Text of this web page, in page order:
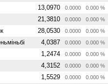
13,0970 0.0000 0.000 %
21,3810 0.0000 0.000 %
28,0530 0.0000 0.000 %
4,0387 0.0000 0.000 %
1,2474 0.0000 0.000 %
4,3152 0.0000 0.000 %
1,5529 0.0000 0.000 %